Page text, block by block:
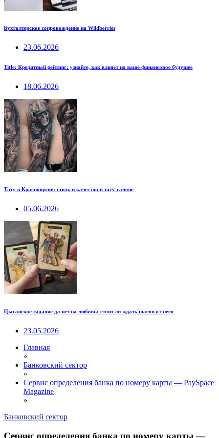
Бухгалтерское сопровождение на Wildberries
23.06.2026
Title: Кредитный рейтинг: узнайте, как влияет на ваше финансовое будущее
18.06.2026
Тату в Красноярске: стиль и качество в тату-салоне
05.06.2026
Цыганское гадание да нет на любовь: стоит ли ждать шагов от него
23.05.2026
Главная
»
Банковский сектор
»
Сервис определения банка по номеру карты — PaySpace
Magazine
»
Банковский сектор
Сервис определения банка по номеру карты —